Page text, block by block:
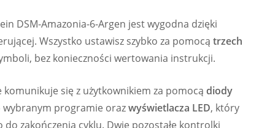
DSM-Amazonia-6-Argen jest wygodna dzięki
Wszystko ustawisz szybko za pomocą trzech
bez konieczności wertowania instrukcji.
komunikuje się z użytkownikiem za pomocą diody
programie orazwyświetlacza LED, który
do zakończenia cyklu. Dwie pozostałe kontrolki